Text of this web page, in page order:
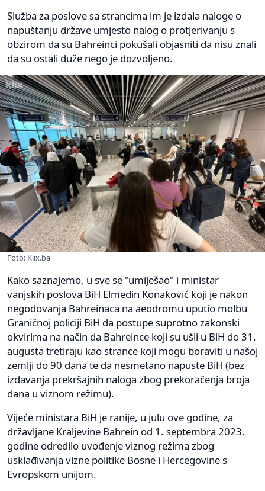
Služba za poslove sa strancima im je izdala naloge o
napuštanju države umjesto nalog o protjerivanju s
obzirom da su Bahreinci pokušali objasniti da nisu znali
da su ostali duže nego je dozvoljeno.
Foto: Klix.ba
Kako saznajemo, u sve se "umiješao" i ministar
vanjskih poslova BiH Elmedin Konaković koji je nakon
negodovanja Bahreinaca na aeodromu uputio molbu
Graničnoj policiji BiH da postupe suprotno zakonski
okvirima na način da Bahreince koji su ušli u BiH do 31.
augusta tretiraju kao strance koji mogu boraviti u našoj
zemlji do 90 dana te da nesmetano napuste BiH (bez
izdavanja prekršajnih naloga zbog prekoračenja broja
dana u viznom režimu).
Vijeće ministara BiH je ranije, u julu ove godine, za
državljane Kraljevine Bahrein od 1. septembra 2023.
godine odredilo uvođenje viznog režima zbog
usklađivanja vizne politike Bosne i Hercegovine s
Evropskom unijom.